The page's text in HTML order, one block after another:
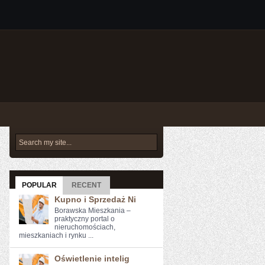
POPULAR RECENT
Kupno i Sprzedaż Ni
Borawska Mieszkania –
praktyczny portal o
nieruchomościach,
mieszkaniach i rynku ...
Oświetlenie intelig